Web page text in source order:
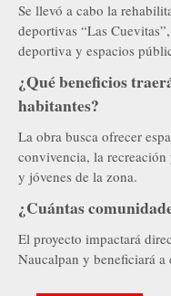
Se llevó a cabo la
deportivas “Las
deportiva y espacios
¿Qué beneficios
habitantes?
La obra busca ofrecer
convivencia, la
y jóvenes de la zona.
¿Cuántas
El proyecto impactará
Naucalpan y beneficiará